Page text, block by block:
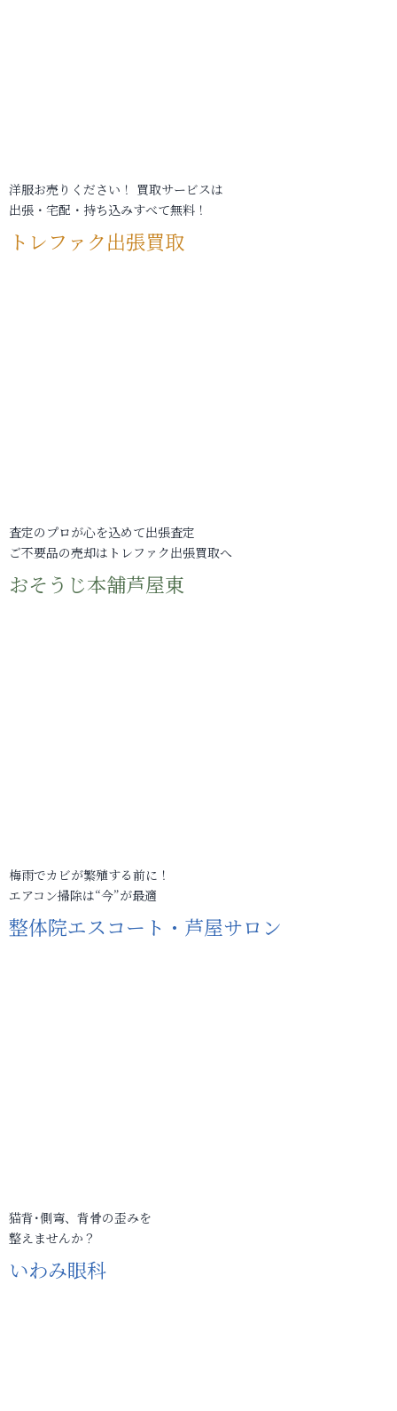
洋服お売りください！ 買取サービスは
出張・宅配・持ち込みすべて無料！
トレファク出張買取
査定のプロが心を込めて出張査定
ご不要品の売却はトレファク出張買取へ
おそうじ本舗芦屋東
梅雨でカビが繁殖する前に！
エアコン掃除は“今”が最適
整体院エスコート・芦屋サロン
猫背･側弯、背骨の歪みを
整えませんか？
いわみ眼科